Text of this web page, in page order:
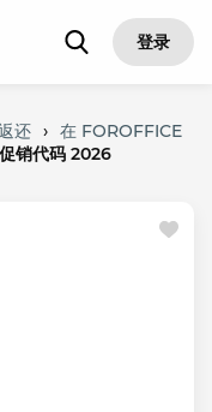
登录
还 › 在 FOROFFICE
销代码 2026